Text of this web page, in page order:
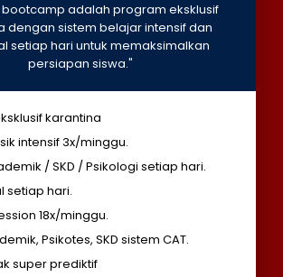
adalah program eksklusif
dengan sistem belajar intensif dan
setiap hari untuk memaksimalkan
persiapan siswa."
karantina
intensif 3x/minggu.
/ SKD / Psikologi setiap hari.
setiap hari.
18x/minggu.
Psikotes, SKD sistem CAT.
super prediktif